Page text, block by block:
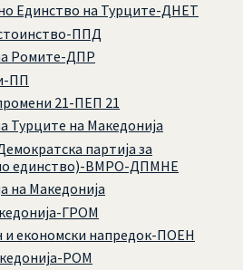
Единство на Турците-ДНЕТ
ППД
Ромите-ДПР
ПП
21-ПЕП 21
Турците на Македонија
партија за
единство)-ВМРО-ДПМНЕ
на Македонија
ГРОМ
и економски напредок-ПОЕН
РОМ